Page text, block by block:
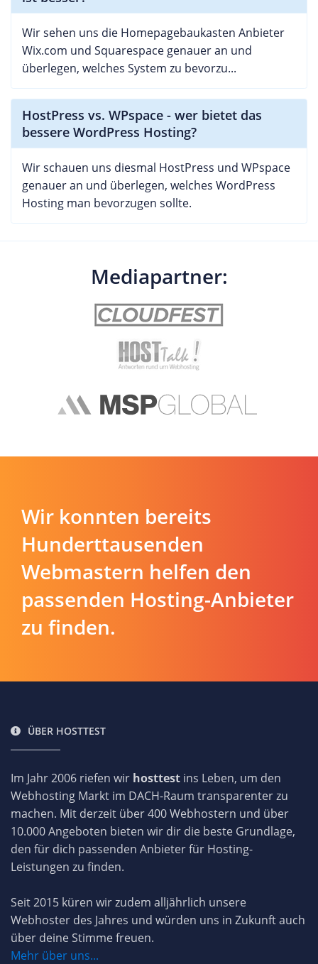
Wir sehen uns die Homepagebaukasten Anbieter
Wix.com und Squarespace genauer an und
überlegen, welches System zu bevorzu...
HostPress vs. WPspace - wer bietet das
bessere WordPress Hosting?
Wir schauen uns diesmal HostPress und WPspace
genauer an und überlegen, welches WordPress
Hosting man bevorzugen sollte.
Mediapartner:
Wir konnten bereits
Hunderttausenden
Webmastern helfen den
passenden Hosting-Anbieter
zu finden.
ÜBER HOSTTEST
Im Jahr 2006 riefen wir hosttest ins Leben, um den
Webhosting Markt im DACH-Raum transparenter zu
machen. Mit derzeit über 400 Webhostern und über
10.000 Angeboten bieten wir dir die beste Grundlage,
den für dich passenden Anbieter für Hosting-
Leistungen zu finden.
Seit 2015 küren wir zudem alljährlich unsere
Webhoster des Jahres und würden uns in Zukunft auch
über deine Stimme freuen.
Mehr über uns...